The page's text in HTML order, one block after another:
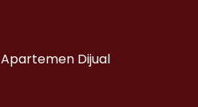
Apartemen Dijual